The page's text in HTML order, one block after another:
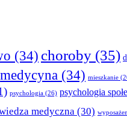
(34) choroby (35)
medycyna (34) mieszkanie
psychologia (26) psychologia
medyczna (30)